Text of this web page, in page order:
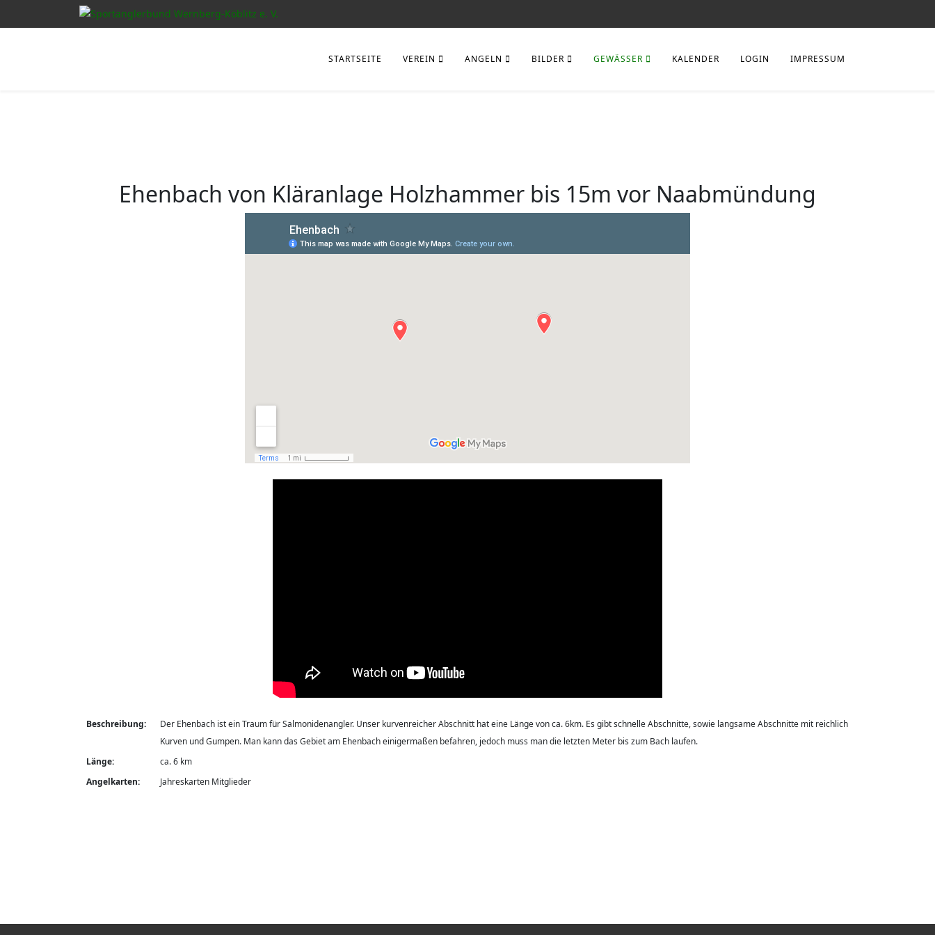
STARTSEITE VEREIN ANGELN BILDER GEWÄSSER KALENDER LOGIN IMPRESSUM
Ehenbach von Kläranlage Holzhammer bis 15m vor Naabmündung
Beschreibung:
Der Ehenbach ist ein Traum für Salmonidenangler. Unser kurvenreicher Abschnitt hat eine Länge von ca. 6km. Es gibt schnelle Abschnitte, sowie langsame Abschnitte mit reichlich
Kurven und Gumpen. Man kann das Gebiet am Ehenbach einigermaßen befahren, jedoch muss man die letzten Meter bis zum Bach laufen.
Länge:
ca. 6 km
Angelkarten:
Jahreskarten Mitglieder